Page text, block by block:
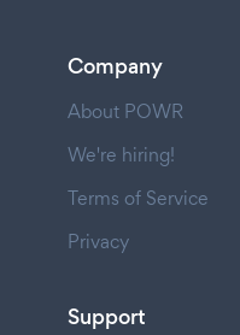
Company
About POWR
We're hiring!
Terms of Service
Privacy
Support